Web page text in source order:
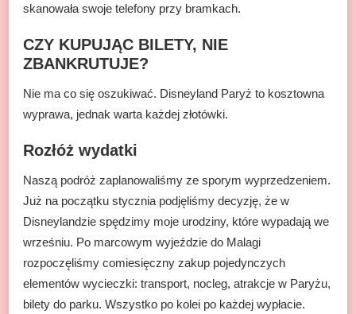
skanowała swoje telefony przy bramkach.
CZY KUPUJĄC BILETY, NIE
ZBANKRUTUJE?
Nie ma co się oszukiwać. Disneyland Paryż to kosztowna
wyprawa, jednak warta każdej złotówki.
Rozłóż wydatki
Naszą podróż zaplanowaliśmy ze sporym wyprzedzeniem.
Już na początku stycznia podjęliśmy decyzję, że w
Disneylandzie spędzimy moje urodziny, które wypadają we
wrześniu. Po marcowym wyjeździe do Malagi
rozpoczęliśmy comiesięczny zakup pojedynczych
elementów wycieczki: transport, nocleg, atrakcje w Paryżu,
bilety do parku. Wszystko po kolei po każdej wypłacie.